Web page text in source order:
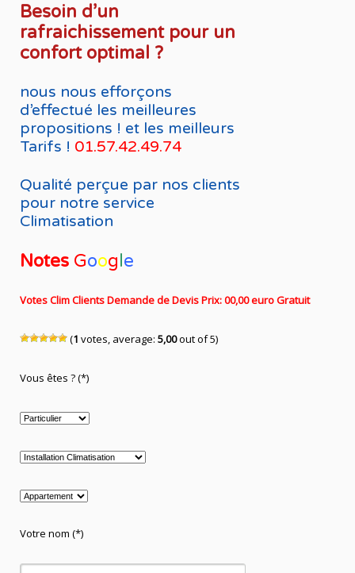
Besoin d’un
rafraichissement pour un
confort optimal ?
nous nous efforçons
d’effectué les meilleures
propositions ! et les meilleurs
Tarifs ! 01.57.42.49.74
Qualité perçue par nos clients
pour notre service
Climatisation
Notes Google
Votes Clim Clients Demande de Devis Prix: 00,00 euro Gratuit
(1 votes, average:5,00out of 5)
Vous êtes ? (*)
Votre nom (*)